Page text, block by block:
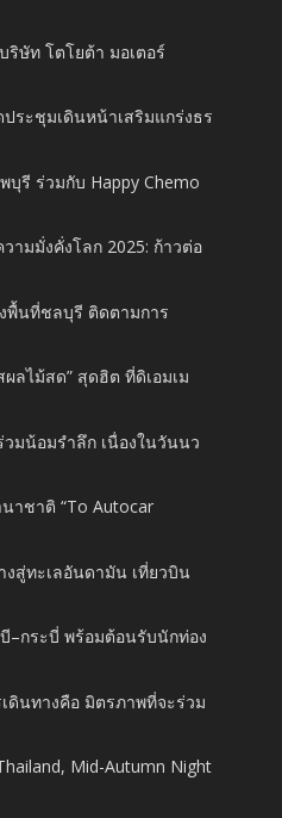
ษัท โตโยต้า มอเตอร์
ประชุมเดินหน้าเสริมแกร่งธร
บุรี ร่วมกับ Happy Chemo
ามมั่งคั่งโลก 2025: ก้าวต่อ
พื้นที่ชลบุรี ติดตามการ
ลไม้สด” สุดฮิต ที่ดิเอมเม
วมน้อมรำลึก เนื่องในวันนว
าชาติ “To Autocar
งสู่ทะเลอันดามัน เที่ยวบิน
–กระบี่ พร้อมต้อนรับนักท่อง
ดินทางคือ มิตรภาพที่จะร่วม
Mid-Autumn Night